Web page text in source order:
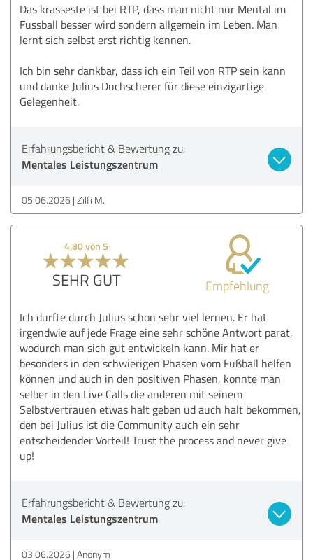
Das krasseste ist bei RTP, dass man nicht nur Mental im
Fussball besser wird sondern allgemein im Leben. Man
lernt sich selbst erst richtig kennen.
Ich bin sehr dankbar, dass ich ein Teil von RTP sein kann
und danke Julius Duchscherer für diese einzigartige
Gelegenheit.
Erfahrungsbericht & Bewertung zu:
Mentales Leistungszentrum
05.06.2026 Zilfi M.
4,80 von 5
SEHR GUT Empfehlung
Ich durfte durch Julius schon sehr viel lernen. Er hat
irgendwie auf jede Frage eine sehr schöne Antwort parat,
wodurch man sich gut entwickeln kann. Mir hat er
besonders in den schwierigen Phasen vom Fußball helfen
können und auch in den positiven Phasen, konnte man
selber in den Live Calls die anderen mit seinem
Selbstvertrauen etwas halt geben ud auch halt bekommen,
den bei Julius ist die Community auch ein sehr
entscheidender Vorteil! Trust the process and never give
up!
Erfahrungsbericht & Bewertung zu:
Mentales Leistungszentrum
03.06.2026 Anonym